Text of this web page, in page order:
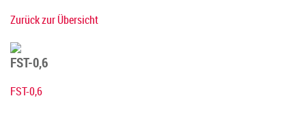
Zurück zur Übersicht
FST-0,6
FST-0,6